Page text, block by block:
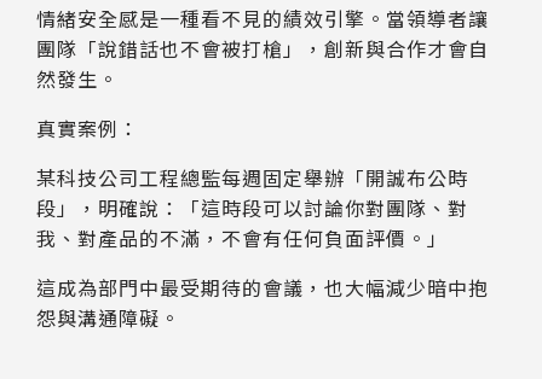
情緒安全感是一種看不見的績效引擎。當領導者讓
團隊「說錯話也不會被打槍」，創新與合作才會自
然發生。
真實案例：
某科技公司工程總監每週固定舉辦「開誠布公時
段」，明確說：「這時段可以討論你對團隊、對
我、對產品的不滿，不會有任何負面評價。」
這成為部門中最受期待的會議，也大幅減少暗中抱
怨與溝通障礙。